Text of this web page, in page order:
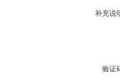
补充说
验证